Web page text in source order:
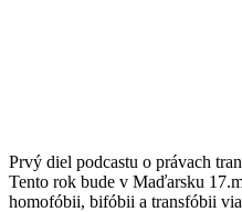
Prvý diel podcastu o právach
Tento rok bude v Maďarsku
homofóbii, bifóbii a transfóbii